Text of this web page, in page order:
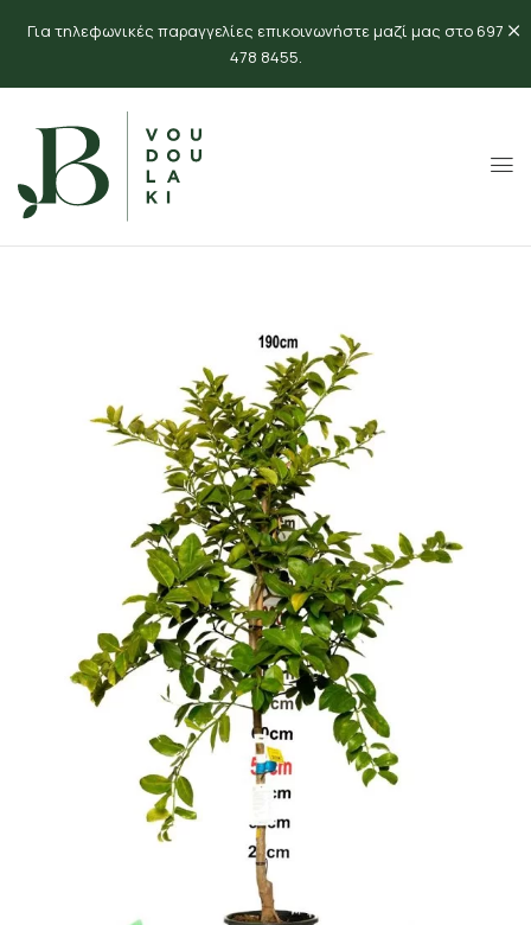
Για τηλεφωνικές παραγγελίες επικοινωνήστε μαζί μας στο 697
478 8455.